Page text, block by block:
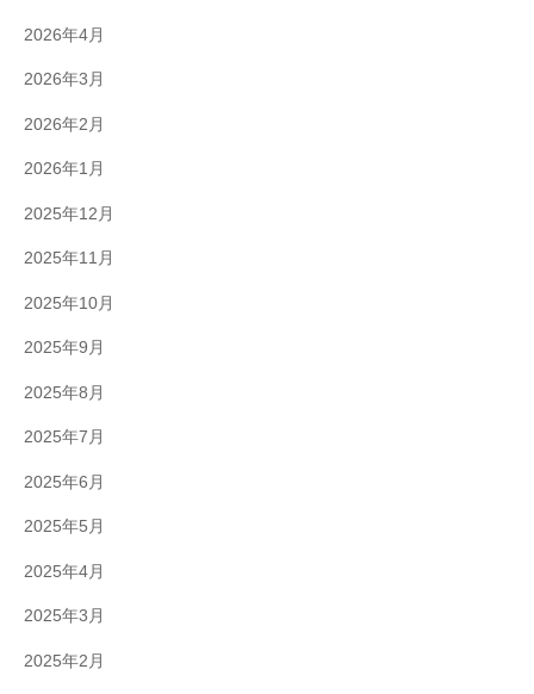
2026年4月
2026年3月
2026年2月
2026年1月
2025年12月
2025年11月
2025年10月
2025年9月
2025年8月
2025年7月
2025年6月
2025年5月
2025年4月
2025年3月
2025年2月